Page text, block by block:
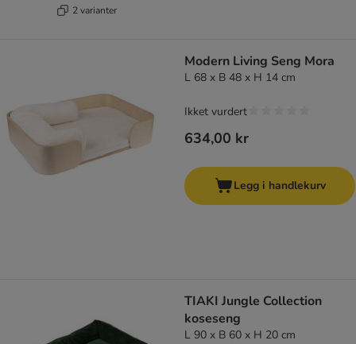
2 varianter
Modern Living Seng Mora
L 68 x B 48 x H 14 cm
634,00 kr
Ikket vurdert
Legg i handlekurv
TIAKI Jungle Collection
koseseng
L 90 x B 60 x H 20 cm